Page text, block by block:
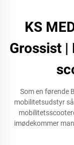
KS
Grossist |
Som en førende
mobilitetsudstyr
imødekommer